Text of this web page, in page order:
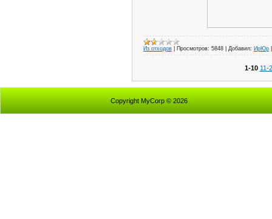
Из отходов Просмотров: 5848 Добавил: ИрЮр
1-10 11-
Copyright MyCorp © 2026